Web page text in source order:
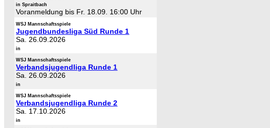
in Spraitbach
Voranmeldung bis Fr. 18.09. 16:00 Uhr
WSJ Mannschaftsspiele
Jugendbundesliga Süd Runde 1
Sa. 26.09.2026
in
WSJ Mannschaftsspiele
Verbandsjugendliga Runde 1
Sa. 26.09.2026
in
WSJ Mannschaftsspiele
Verbandsjugendliga Runde 2
Sa. 17.10.2026
in